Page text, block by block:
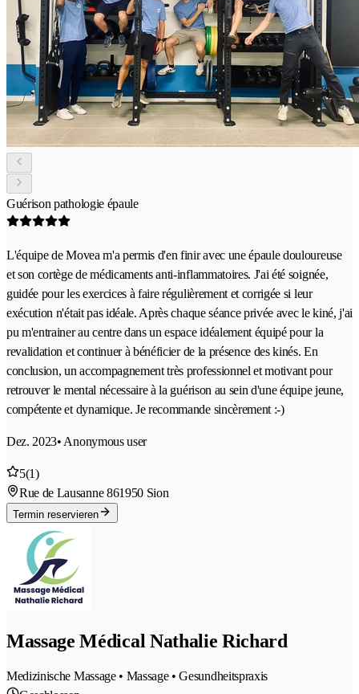
Guérison pathologie épaule
L'équipe de Movea m'a permis d'en finir avec une épaule douloureuse
et son cortège de médicaments anti-inflammatoires. J'ai été soignée,
guidée pour les exercices à faire régulièrement et corrigée si leur
exécution n'était pas idéale. Après chaque séance privée avec le kiné, j'ai
pu m'entrainer au centre dans un espace idéalement équipé pour la
revalidation et continuer à bénéficier de la présence des kinés. En
conclusion, un accompagnement très professionnel et motivant pour
retrouver le mental nécessaire à la guérison au sein d'une équipe jeune,
compétente et dynamique. Je recommande sincèrement :-)
Dez. 2023• Anonymous user
5(1)
Rue de Lausanne 861950 Sion
Termin reservieren
Massage Médical Nathalie Richard
Medizinische Massage • Massage • Gesundheitspraxis